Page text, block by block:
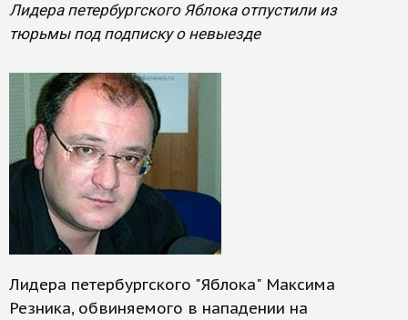
Лидера петербургского Яблока отпустили из
тюрьмы под подписку о невыезде
Лидера петербургского "Яблока" Максима
Резника, обвиняемого в нападении на